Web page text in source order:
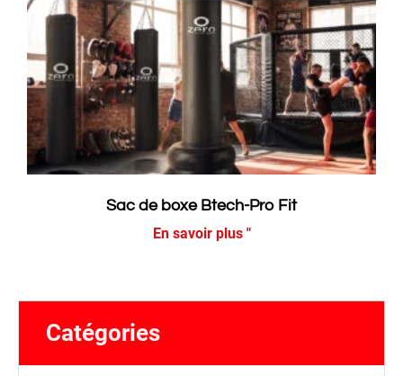
Catégories
Sac de boxe Btech-Pro Fit
En savoir plus "